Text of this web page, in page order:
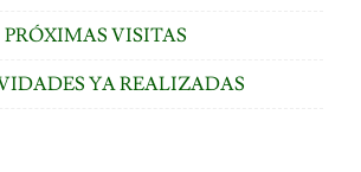
PRÓXIMAS VISITAS
YA REALIZADAS